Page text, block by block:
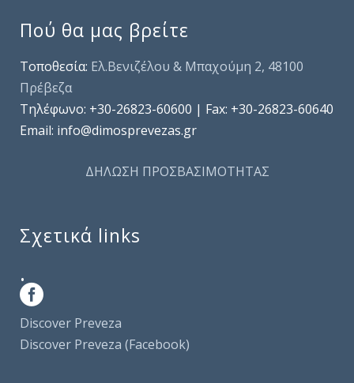
Πού θα μας βρείτε
Τοποθεσία: Ελ.Βενιζέλου & Μπαχούμη 2, 48100
Πρέβεζα
Τηλέφωνo: +30-26823-60600 | Fax: +30-26823-60640
Email: info@dimosprevezas.gr
ΔΗΛΩΣΗ ΠΡΟΣΒΑΣΙΜΟΤΗΤΑΣ
Σχετικά links
.
Discover Preveza
Discover Preveza (Facebook)